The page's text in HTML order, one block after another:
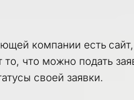
компании есть сайт
своей заявки.